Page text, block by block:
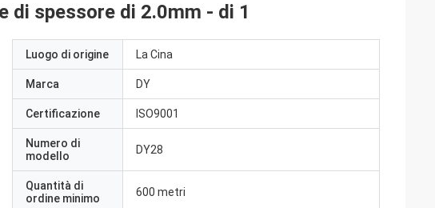
di spessore di 2.0mm - di 1
Luogo di origine La Cina
Marca DY
Certificazione ISO9001
Numero di
modello
DY28
Quantità di
ordine minimo
600 metri